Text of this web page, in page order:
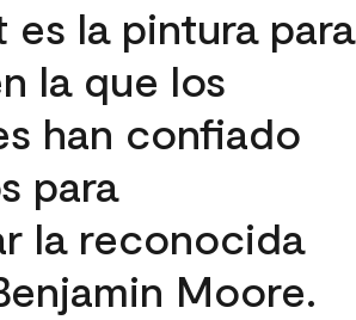
es la pintura para
la que los
han confiado
para
la reconocida
Moore.